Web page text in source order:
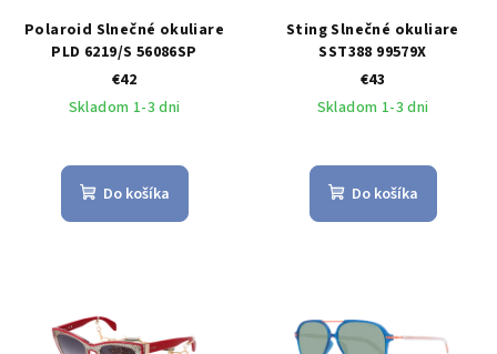
Polaroid Slnečné okuliare
PLD 6219/S 56086SP
€42
Skladom 1-3 dni
Do košíka
Sting Slnečné okuliare
SST388 99579X
€43
Skladom 1-3 dni
Do košíka